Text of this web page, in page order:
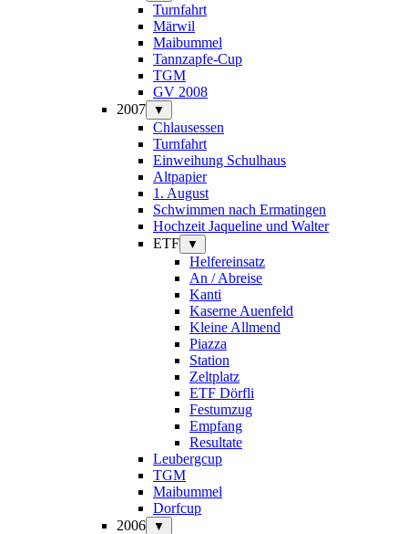
Turnfahrt
Märwil
Maibummel
Tannzapfe-Cup
TGM
GV 2008
2007
▼
Chlausessen
Turnfahrt
Einweihung Schulhaus
Altpapier
1. August
Schwimmen nach Ermatingen
Hochzeit Jaqueline und Walter
ETF
▼
Helfereinsatz
An / Abreise
Kanti
Kaserne Auenfeld
Kleine Allmend
Piazza
Station
Zeltplatz
ETF Dörfli
Festumzug
Empfang
Resultate
Leubergcup
TGM
Maibummel
Dorfcup
2006
▼